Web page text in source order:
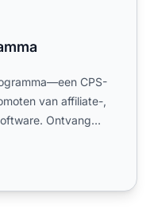
CPS-
van affiliate-,
Ontvang